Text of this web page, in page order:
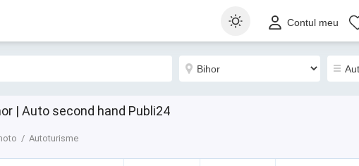
Contul meu
| Auto second hand Publi24
Autoturisme
Sortează